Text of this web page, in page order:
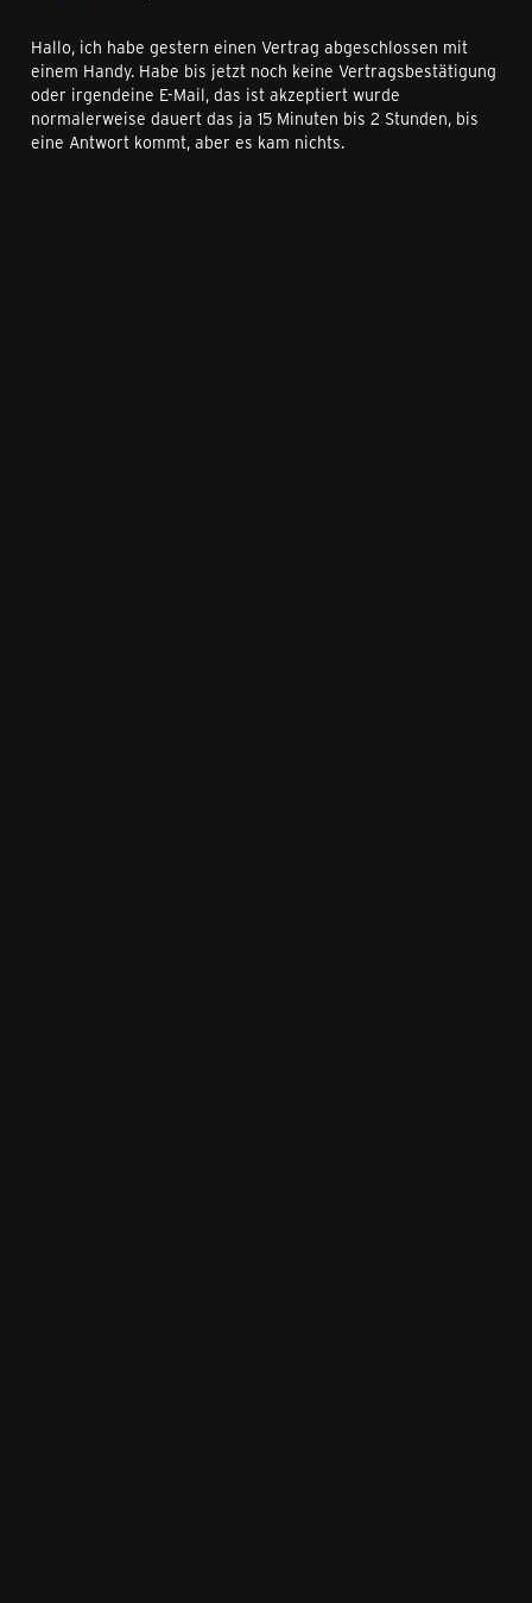
Hallo, ich habe gestern einen Vertrag abgeschlossen mit
einem Handy. Habe bis jetzt noch keine Vertragsbestätigung
oder irgendeine E-Mail, das ist akzeptiert wurde
normalerweise dauert das ja 15 Minuten bis 2 Stunden, bis
eine Antwort kommt, aber es kam nichts.